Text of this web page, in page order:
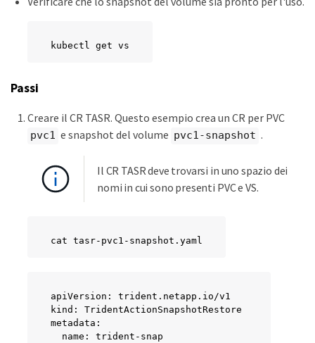
kubectl get vs
Passi
Creare il CR TASR. Questo esempio crea un CR per PVC
pvc1 e snapshot del volume pvc1-snapshot .
Il CR TASR deve trovarsi in uno spazio dei
nomi in cui sono presenti PVC e VS.
cat tasr-pvc1-snapshot.yaml
apiVersion: trident.netapp.io/v1
kind: TridentActionSnapshotRestore
metadata:
  name: trident-snap